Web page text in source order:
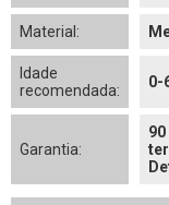
Material:
Idade
recomendada:
0-
Garantia: